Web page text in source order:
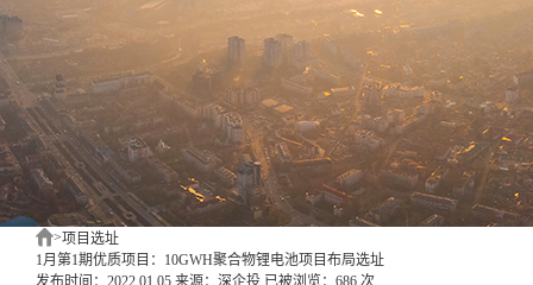
>项目选址
1月第1期优质项目：10GWH聚合物锂电池项目布局选址
发布时间：2022.01.05 来源：深企投 已被浏览：686 次